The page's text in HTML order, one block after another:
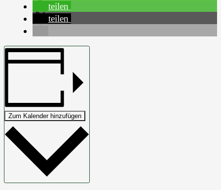
teilen
teilen
Zum Kalender hinzufügen